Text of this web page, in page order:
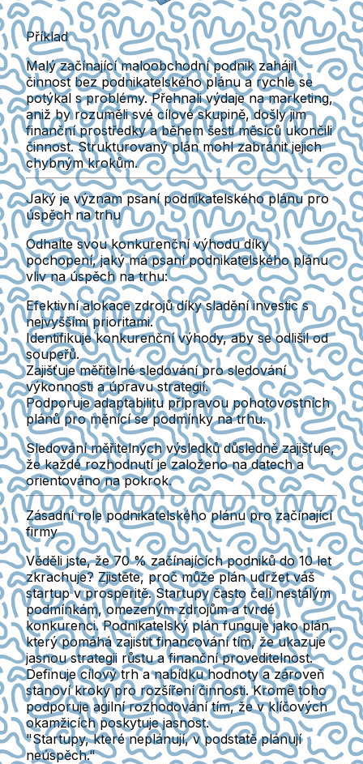
Příklad
Malý začínající maloobchodní podnik zahájil
činnost bez podnikatelského plánu a rychle se
potýkal s problémy. Přehnali výdaje na marketing,
aniž by rozuměli své cílové skupině, došly jim
finanční prostředky a během šesti měsíců ukončili
činnost. Strukturovaný plán mohl zabránit jejich
chybným krokům.
Jaký je význam psaní podnikatelského plánu pro
úspěch na trhu
Odhalte svou konkurenční výhodu díky
pochopení, jaký má psaní podnikatelského plánu
vliv na úspěch na trhu:
Efektivní alokace zdrojůdíky sladění investic s
nejvyššími prioritami.
Identifikuje konkurenční výhody, aby se odlišil od
soupeřů.
Zajišťuje měřitelné sledovánípro sledování
výkonnosti a úpravu strategií.
Podporuje adaptabilitupřípravou pohotovostních
plánů pro měnící se podmínky na trhu.
Sledování měřitelných výsledků důsledně zajišťuje,
že každé rozhodnutí je založeno na datech a
orientováno na pokrok.
Zásadní role podnikatelského plánu pro začínající
firmy
Věděli jste, že 70 % začínajících podniků do 10 let
zkrachuje? Zjistěte, proč může plán udržet váš
startup v prosperitě. Startupy často čelí nestálým
podmínkám, omezeným zdrojům a tvrdé
konkurenci. Podnikatelský plán funguje jako plán,
který pomáhá zajistit financování tím, že ukazuje
jasnou strategii růstu a finanční proveditelnost.
Definuje cílový trh a nabídku hodnoty a zároveň
stanoví kroky pro rozšíření činnosti. Kromě toho
podporuje agilní rozhodování tím, že v klíčových
okamžicích poskytuje jasnost.
"Startupy, které neplánují, v podstatě plánují
neúspěch."